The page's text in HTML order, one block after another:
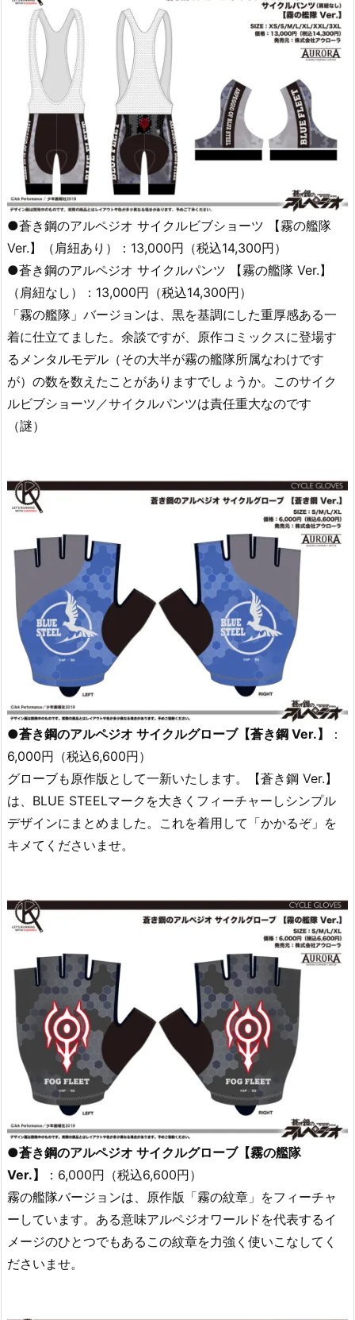
●蒼き鋼のアルペジオ サイクルビブショーツ 【霧の艦隊
Ver.】（肩紐あり）：13,000円（税込14,300円）
●蒼き鋼のアルペジオ サイクルパンツ 【霧の艦隊 Ver.】
（肩紐なし）：13,000円（税込14,300円）
「霧の艦隊」バージョンは、黒を基調にした重厚感ある一
着に仕立てました。余談ですが、原作コミックスに登場す
るメンタルモデル（その大半が霧の艦隊所属なわけです
が）の数を数えたことがありますでしょうか。このサイク
ルビブショーツ／サイクルパンツは責任重大なのです
（謎）
●蒼き鋼のアルペジオ サイクルグローブ【蒼き鋼 Ver.】
：
6,000円（税込6,600円）
グローブも原作版として一新いたします。【蒼き鋼 Ver.】
は、BLUE STEELマークを大きくフィーチャーしシンプル
デザインにまとめました。これを着用して「かかるぞ」を
キメてくださいませ。
●蒼き鋼のアルペジオ サイクルグローブ【霧の艦隊
Ver.】
：6,000円（税込6,600円）
霧の艦隊バージョンは、原作版「霧の紋章」をフィーチャ
ーしています。ある意味アルペジオワールドを代表するイ
メージのひとつでもあるこの紋章を力強く使いこなしてく
ださいませ。